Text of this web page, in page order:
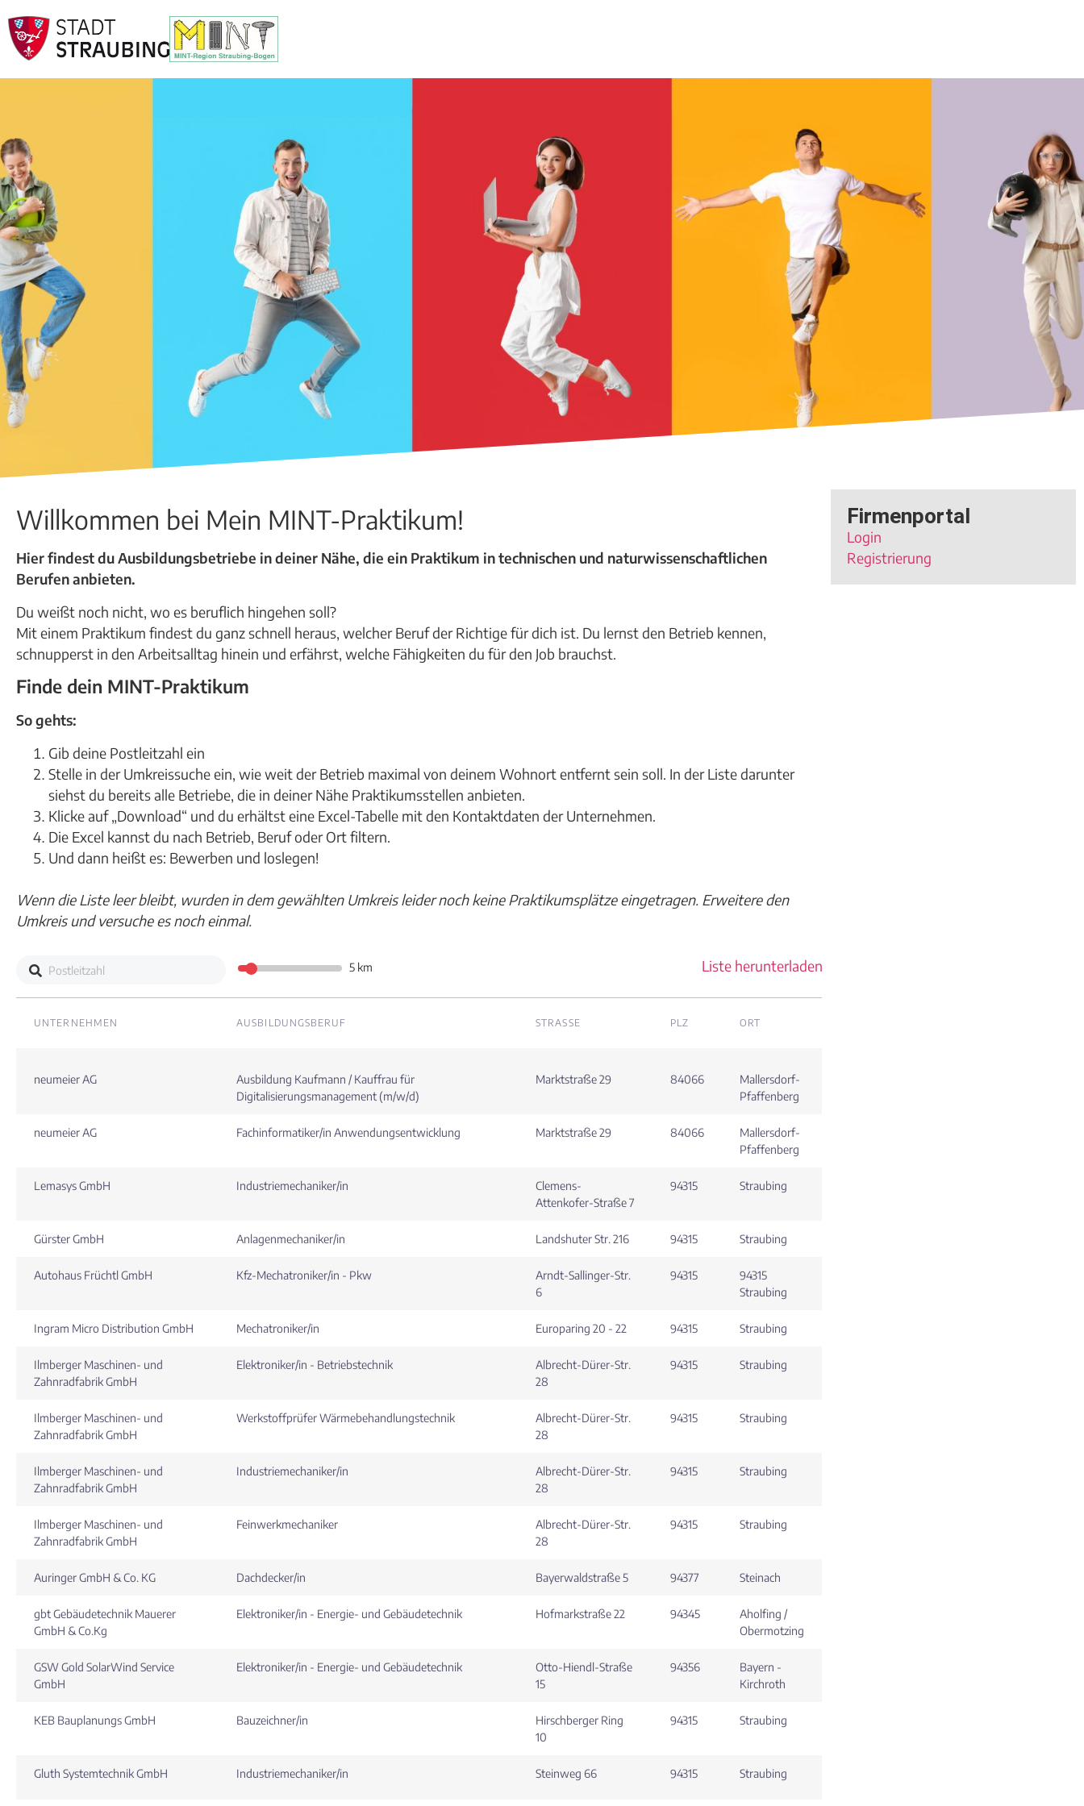
Willkommen bei Mein MINT-Praktikum!
Hier findest du Ausbildungsbetriebe in deiner Nähe, die ein Praktikum in technischen und naturwissenschaftlichen
Berufen anbieten.
Du weißt noch nicht, wo es beruflich hingehen soll?
Mit einem Praktikum findest du ganz schnell heraus, welcher Beruf der Richtige für dich ist. Du lernst den Betrieb kennen,
schnupperst in den Arbeitsalltag hinein und erfährst, welche Fähigkeiten du für den Job brauchst.
Finde dein MINT-Praktikum
So gehts:
Gib deine Postleitzahl ein
Stelle in der Umkreissuche ein, wie weit der Betrieb maximal von deinem Wohnort entfernt sein soll. In der Liste darunter
siehst du bereits alle Betriebe, die in deiner Nähe Praktikumsstellen anbieten.
Klicke auf „Download“ und du erhältst eine Excel-Tabelle mit den Kontaktdaten der Unternehmen.
Die Excel kannst du nach Betrieb, Beruf oder Ort filtern.
Und dann heißt es: Bewerben und loslegen!
Wenn die Liste leer bleibt, wurden in dem gewählten Umkreis leider noch keine Praktikumsplätze eingetragen. Erweitere den
Umkreis und versuche es noch einmal.
5 km Liste herunterladen
UNTERNEHMEN AUSBILDUNGSBERUF STRASSE PLZ ORT
neumeier AG
Ausbildung Kaufmann / Kauffrau für
Digitalisierungsmanagement (m/w/d)
Marktstraße 29 84066
Mallersdorf-
Pfaffenberg
neumeier AG Fachinformatiker/in Anwendungsentwicklung Marktstraße 29 84066
Mallersdorf-
Pfaffenberg
Lemasys GmbH Industriemechaniker/in
Clemens-
Attenkofer-Straße 7
94315 Straubing
Gürster GmbH Anlagenmechaniker/in Landshuter Str. 216 94315 Straubing
Autohaus Früchtl GmbH Kfz-Mechatroniker/in - Pkw
Arndt-Sallinger-Str.
6
94315
94315
Straubing
Ingram Micro Distribution GmbH Mechatroniker/in Europaring 20 - 22 94315 Straubing
Ilmberger Maschinen- und
Zahnradfabrik GmbH
Elektroniker/in - Betriebstechnik
Albrecht-Dürer-Str.
28
94315 Straubing
Ilmberger Maschinen- und
Zahnradfabrik GmbH
Werkstoffprüfer Wärmebehandlungstechnik
Albrecht-Dürer-Str.
28
94315 Straubing
Ilmberger Maschinen- und
Zahnradfabrik GmbH
Industriemechaniker/in
Albrecht-Dürer-Str.
28
94315 Straubing
Ilmberger Maschinen- und
Zahnradfabrik GmbH
Feinwerkmechaniker
Albrecht-Dürer-Str.
28
94315 Straubing
Auringer GmbH & Co. KG Dachdecker/in Bayerwaldstraße 5 94377 Steinach
gbt Gebäudetechnik Mauerer
GmbH & Co.Kg
Elektroniker/in - Energie- und Gebäudetechnik Hofmarkstraße 22 94345
Aholfing /
Obermotzing
GSW Gold SolarWind Service
GmbH
Elektroniker/in - Energie- und Gebäudetechnik
Otto-Hiendl-Straße
15
94356
Bayern -
Kirchroth
KEB Bauplanungs GmbH Bauzeichner/in
Hirschberger Ring
10
94315 Straubing
Gluth Systemtechnik GmbH Industriemechaniker/in Steinweg 66 94315 Straubing
Firmenportal
Login
Registrierung